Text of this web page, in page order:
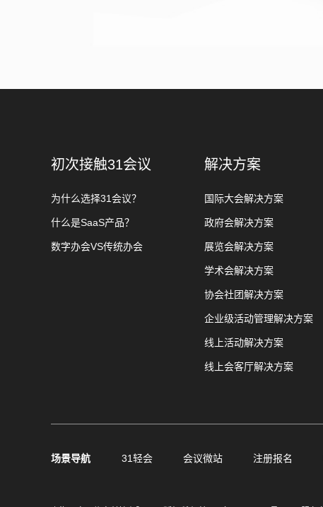
初次接触31会议
为什么选择31会议？
什么是SaaS产品？
数字办会VS传统办会
解决方案
国际大会解决方案
政府会解决方案
展览会解决方案
学术会解决方案
协会社团解决方案
企业级活动管理解决方案
线上活动解决方案
线上会客厅解决方案
场景导航 31轻会 会议微站 注册报名